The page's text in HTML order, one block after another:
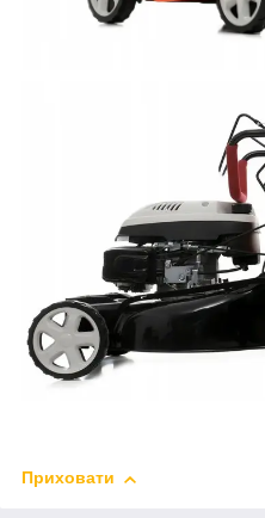
Приховати